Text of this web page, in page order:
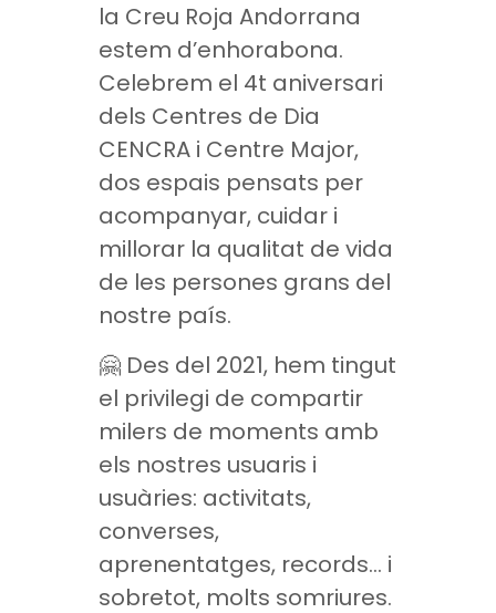
la Creu Roja Andorrana
estem d’enhorabona.
Celebrem el 4t aniversari
dels Centres de Dia
CENCRA i Centre Major,
dos espais pensats per
acompanyar, cuidar i
millorar la qualitat de vida
de les persones grans del
nostre país.
🤗 Des del 2021, hem tingut
el privilegi de compartir
milers de moments amb
els nostres usuaris i
usuàries: activitats,
converses,
aprenentatges, records… i
sobretot, molts somriures.